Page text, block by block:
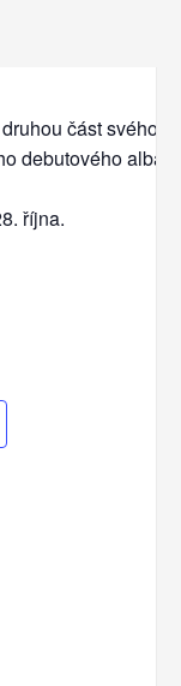
část svého
debutového alba
října.